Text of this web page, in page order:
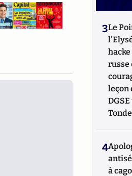
3Le
russe
leçon
4
à